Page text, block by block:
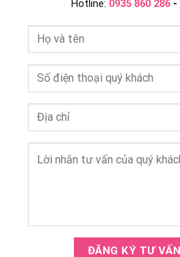
Hotline: 0935 860 286 -